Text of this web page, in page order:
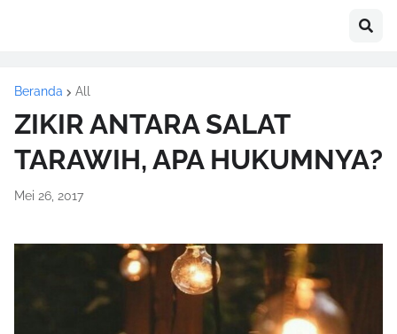
Beranda All
ZIKIR ANTARA SALAT
TARAWIH, APA HUKUM‏NYA?
Mei 26, 2017